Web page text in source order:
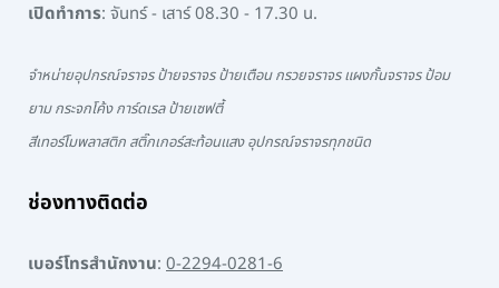
เปิดทำการ: จันทร์ - เสาร์ 08.30 - 17.30 น.
จำหน่ายอุปกรณ์จราจร ป้ายจราจร ป้ายเตือน กรวยจราจร แผงกั้นจราจร ป้อม
ยาม กระจกโค้ง การ์ดเรล ป้ายเซฟตี้
สีเทอร์โมพลาสติก สติ๊กเกอร์สะท้อนแสง อุปกรณ์จราจรทุกชนิด
ช่องทางติดต่อ
เบอร์โทรสำนักงาน: 0-2294-0281-6